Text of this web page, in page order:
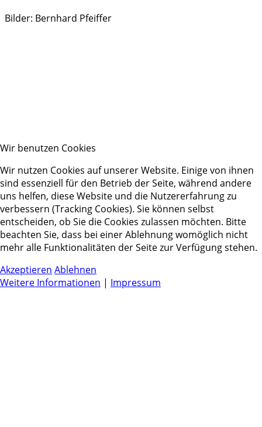
Bilder: Bernhard Pfeiffer
Wir benutzen Cookies
Wir nutzen Cookies auf unserer Website. Einige von ihnen
sind essenziell für den Betrieb der Seite, während andere
uns helfen, diese Website und die Nutzererfahrung zu
verbessern (Tracking Cookies). Sie können selbst
entscheiden, ob Sie die Cookies zulassen möchten. Bitte
beachten Sie, dass bei einer Ablehnung womöglich nicht
mehr alle Funktionalitäten der Seite zur Verfügung stehen.
Akzeptieren Ablehnen
Weitere Informationen | Impressum